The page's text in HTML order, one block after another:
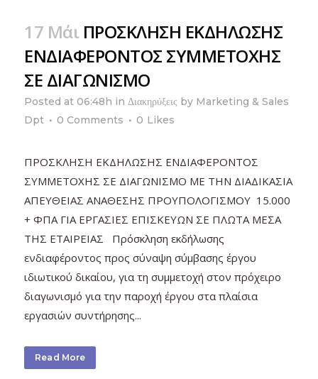
17 Μάι ΠΡΟΣΚΛΗΣΗ ΕΚΔΗΛΩΣΗΣ
ΕΝΔΙΑΦΕΡΟΝΤΟΣ ΣΥΜΜΕΤΟΧΗΣ
ΣΕ ΔΙΑΓΩΝΙΣΜΟ
Posted at 06:48h inΔιακηρύξεις by Marketing & Sales
Dpt
0 Comments 0 Likes
ΠΡΟΣΚΛΗΣΗ ΕΚΔΗΛΩΣΗΣ ΕΝΔΙΑΦΕΡΟΝΤΟΣ
ΣΥΜΜΕΤΟΧΗΣ ΣΕ ΔΙΑΓΩΝΙΣΜΟ ΜΕ ΤΗΝ ΔΙΑΔΙΚΑΣΙΑ
ΑΠΕΥΘΕΙΑΣ ΑΝΑΘΕΣΗΣ ΠΡΟΥΠΟΛΟΓΙΣΜΟΥ 15.000
+ ΦΠΑ ΓΙΑ ΕΡΓΑΣΙΕΣ ΕΠΙΣΚΕΥΩΝ ΣΕ ΠΛΩΤΑ ΜΕΣΑ
ΤΗΣ ΕΤΑΙΡΕΙΑΣ Πρόσκληση εκδήλωσης
ενδιαφέροντος προς σύναψη σύμβασης έργου
ιδιωτικού δικαίου, για τη συμμετοχή στον πρόχειρο
διαγωνισμό για την παροχή έργου στα πλαίσια
εργασιών συντήρησης...
Read More